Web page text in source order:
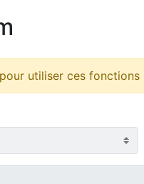
pour utiliser ces fonctions